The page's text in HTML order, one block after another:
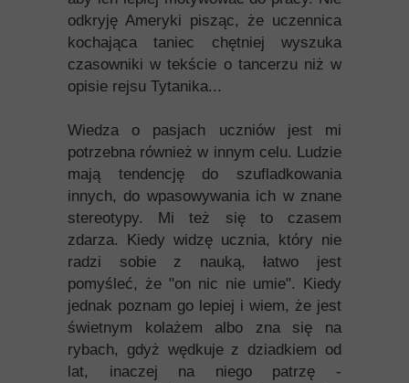
odkryję Ameryki pisząc, że uczennica
kochająca taniec chętniej wyszuka
czasowniki w tekście o tancerzu niż w
opisie rejsu Tytanika...
Wiedza o pasjach uczniów jest mi
potrzebna również w innym celu. Ludzie
mają tendencję do szufladkowania
innych, do wpasowywania ich w znane
stereotypy. Mi też się to czasem
zdarza. Kiedy widzę ucznia, który nie
radzi sobie z nauką, łatwo jest
pomyśleć, że "on nic nie umie". Kiedy
jednak poznam go lepiej i wiem, że jest
świetnym kolażem albo zna się na
rybach, gdyż wędkuje z dziadkiem od
lat, inaczej na niego patrzę -